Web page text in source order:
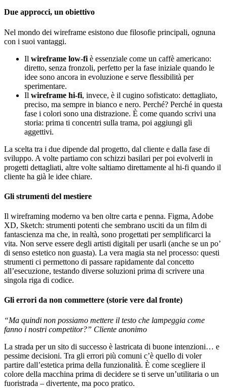
Due approcci, un obiettivo
Nel mondo dei wireframe esistono due filosofie principali, ognuna
con i suoi vantaggi.
Il wireframe low-fi è essenziale come un caffè americano:
diretto, senza fronzoli, perfetto per la fase iniziale quando le
idee sono ancora in evoluzione e serve flessibilità per
sperimentare.
Il wireframe hi-fi, invece, è il cugino sofisticato: dettagliato,
preciso, ma sempre in bianco e nero. Perché? Perché in questa
fase i colori sono una distrazione. È come quando scrivi una
storia: prima ti concentri sulla trama, poi aggiungi gli
aggettivi.
La scelta tra i due dipende dal progetto, dal cliente e dalla fase di
sviluppo. A volte partiamo con schizzi basilari per poi evolverli in
progetti dettagliati, altre volte saltiamo direttamente al hi-fi quando il
cliente ha già le idee chiare.
Gli strumenti del mestiere
Il wireframing moderno va ben oltre carta e penna. Figma, Adobe
XD, Sketch: strumenti potenti che sembrano usciti da un film di
fantascienza ma che, in realtà, sono progettati per semplificarci la
vita. Non serve essere degli artisti digitali per usarli (anche se un po’
di senso estetico non guasta). La vera magia sta nel processo: questi
strumenti ci permettono di passare rapidamente dal concetto
all’esecuzione, testando diverse soluzioni prima di scrivere una
singola riga di codice.
Gli errori da non commettere (storie vere dal fronte)
“Ma quindi non possiamo mettere il testo che lampeggia come
fanno i nostri competitor?” Cliente anonimo
La strada per un sito di successo è lastricata di buone intenzioni… e
pessime decisioni. Tra gli errori più comuni c’è quello di voler
partire dall’estetica prima della funzionalità. È come scegliere il
colore della macchina prima di decidere se ti serve un’utilitaria o un
fuoristrada – divertente, ma poco pratico.